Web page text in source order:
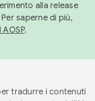
alla release
saperne di più,
.
tradurre i contenuti